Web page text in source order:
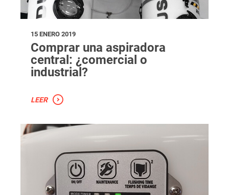
15 ENERO 2019
Comprar una aspiradora
central: ¿comercial o
industrial?
LEER